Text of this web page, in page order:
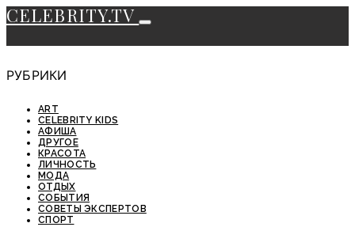
CELEBRITY.TV
РУБРИКИ
ART
CELEBRITY KIDS
АФИША
ДРУГОЕ
КРАСОТА
ЛИЧНОСТЬ
МОДА
ОТДЫХ
СОБЫТИЯ
СОВЕТЫ ЭКСПЕРТОВ
СПОРТ